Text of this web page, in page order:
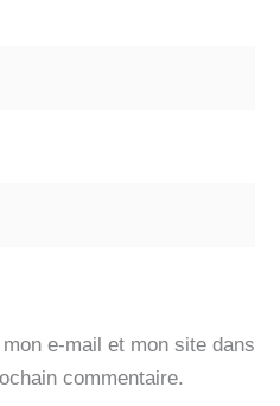
e-mail et mon site dans
commentaire.